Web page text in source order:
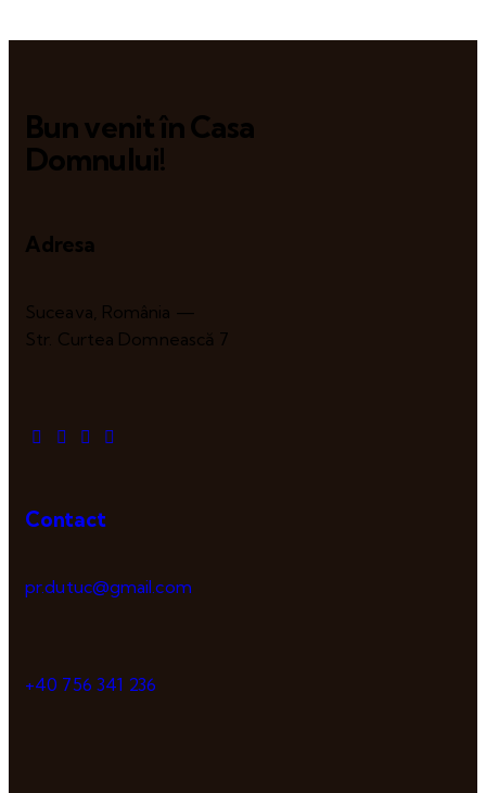
Bun venit în Casa
Domnului!
Adresa
Suceava, România —
Str. Curtea Domnească 7
Contact
pr.dutuc@gmail.com
+40 756 341 236